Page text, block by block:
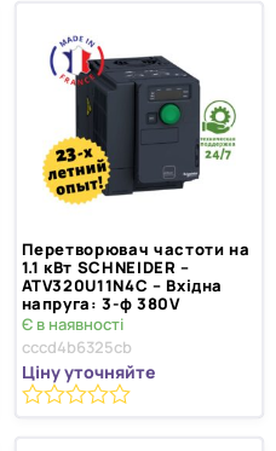
Перетворювач частоти на
1.1 кВт SCHNEIDER –
ATV320U11N4C – Вхідна
напруга: 3-ф 380V
Є в наявності
cccd4b6325cb
Ціну уточняйте